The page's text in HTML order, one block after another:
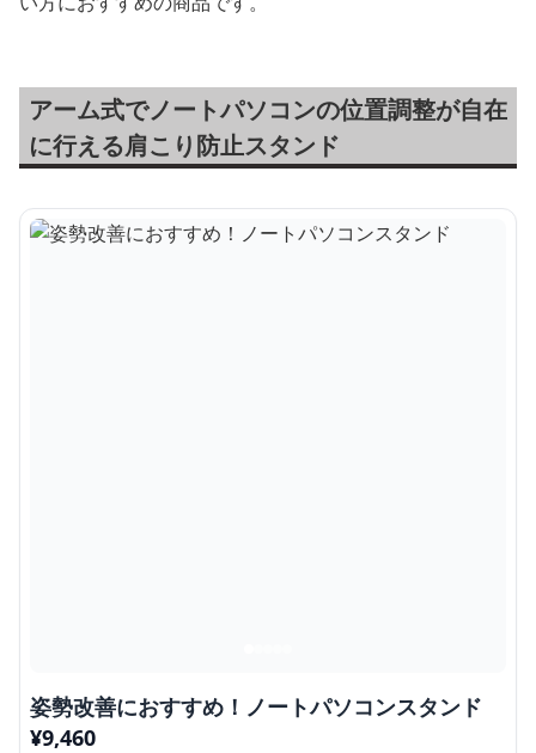
アーム式でノートパソコンの位置調整が自在
に行える肩こり防止スタンド
姿勢改善におすすめ！ノートパソコンスタンド
¥9,460